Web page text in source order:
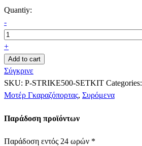
Quantiy:
-
+
Add to cart
Σύγκρινε
SKU: P-STRIKE500-SETKIT Categories:
Μοτέρ Γκαραζόπορτας, Συρόμενα
Παράδοση προϊόντων
Παράδοση εντός 24 ωρών *